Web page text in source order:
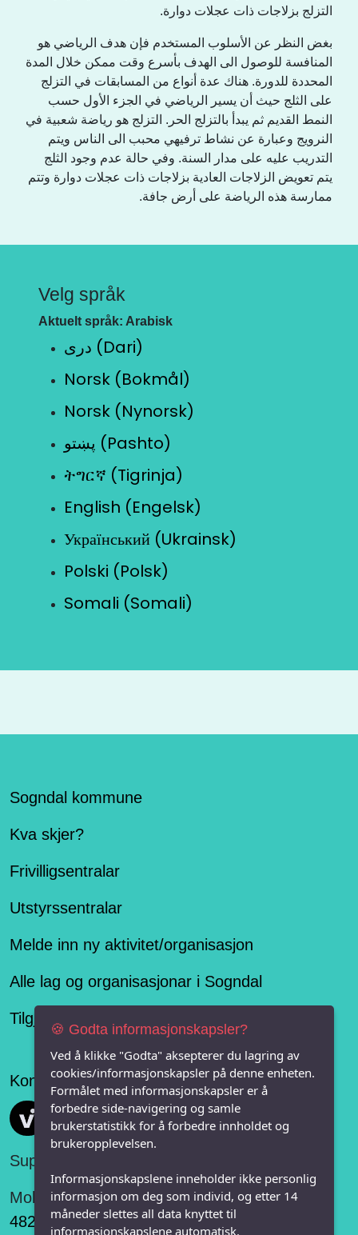
التزلج بزلاجات ذات عجلات دوارة.
بغض النظر عن الأسلوب المستخدم فإن هدف الرياضي هو
المنافسة للوصول الى الهدف بأسرع وقت ممكن خلال المدة
المحددة للدورة. هناك عدة أنواع من المسابقات في التزلج
على الثلج حيث أن يسير الرياضي في الجزء الأول حسب
النمط القديم ثم يبدأ بالتزلج الحر. التزلج هو رياضة شعبية في
النرويج وعبارة عن نشاط ترفيهي محبب الى الناس ويتم
التدريب عليه على مدار السنة. وفي حالة عدم وجود الثلج
يتم تعويض الزلاجات العادية بزلاجات ذات عجلات دوارة وتتم
ممارسة هذه الرياضة على أرض جافة.
Velg språk
Aktuelt språk: Arabisk
دری (Dari)
Norsk (Bokmål)
Norsk (Nynorsk)
پښتو (Pashto)
ትግርኛ (Tigrinja)
English (Engelsk)
Український (Ukrainsk)
Polski (Polsk)
Somali (Somali)
Sogndal kommune
Kva skjer?
Frivilligsentralar
Utstyrssentralar
Melde inn ny aktivitet/organisasjon
Alle lag og organisasjonar i Sogndal
Tilgjengelegheitserklæring
Konseptet er levert av
Vi FRITID
Support:
Mobil:
482 75 848
🍪 Godta informasjonskapsler?
Ved å klikke "Godta" aksepterer du lagring av
cookies/informasjonskapsler på denne enheten.
Formålet med informasjonskapsler er å
forbedre side-navigering og samle
brukerstatistikk for å forbedre innholdet og
brukeropplevelsen.
Informasjonskapslene inneholder ikke personlig
informasjon om deg som individ, og etter 14
måneder slettes all data knyttet til
informasjonskapslene automatisk.